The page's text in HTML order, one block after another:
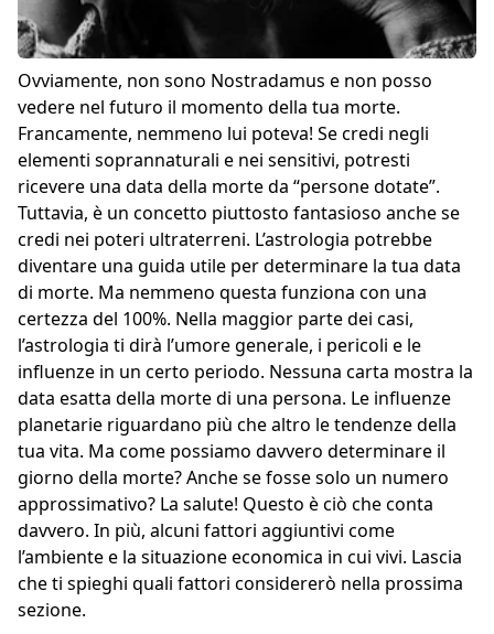
Ovviamente, non sono Nostradamus e non posso
vedere nel futuro il momento della tua morte.
Francamente, nemmeno lui poteva! Se credi negli
elementi soprannaturali e nei sensitivi, potresti
ricevere una data della morte da “persone dotate”.
Tuttavia, è un concetto piuttosto fantasioso anche se
credi nei poteri ultraterreni. L’astrologia potrebbe
diventare una guida utile per determinare la tua data
di morte. Ma nemmeno questa funziona con una
certezza del 100%. Nella maggior parte dei casi,
l’astrologia ti dirà l’umore generale, i pericoli e le
influenze in un certo periodo. Nessuna carta mostra la
data esatta della morte di una persona. Le influenze
planetarie riguardano più che altro le tendenze della
tua vita. Ma come possiamo davvero determinare il
giorno della morte? Anche se fosse solo un numero
approssimativo? La salute! Questo è ciò che conta
davvero. In più, alcuni fattori aggiuntivi come
l’ambiente e la situazione economica in cui vivi. Lascia
che ti spieghi quali fattori considererò nella prossima
sezione.